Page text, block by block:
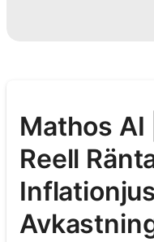
Mathos
Reell